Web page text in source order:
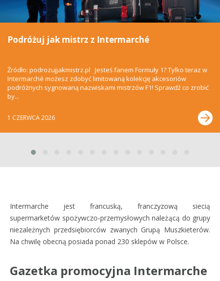
Podróżuj jak mistrz z Intermarché
Źródło: podrozujjakmistrz.pl Jesteś fanem Formuły 1? Tylko teraz w
Intermarché możesz zdobyć limitowaną kolekcję akcesoriów
podróżnych sygnowaną nazwiskami mistrzów F1! Sprawdź co zrobić
by...
1 CZERWCA 2026
Intermarche jest francuską, franczyzową siecią
supermarketów spożywczo-przemysłowych należącą do grupy
niezależnych przedsiębiorców zwanych Grupą Muszkieterów.
Na chwilę obecną posiada ponad 230 sklepów w Polsce.
Gazetka promocyjna Intermarche